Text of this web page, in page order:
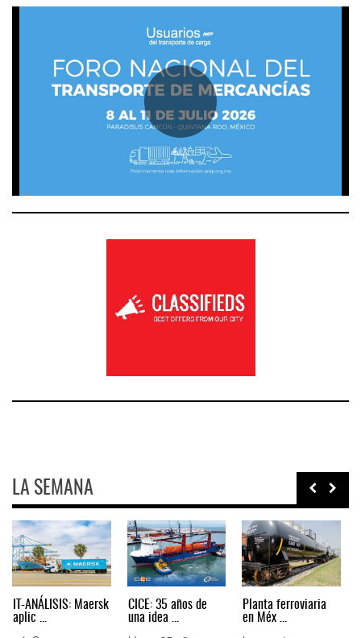
LA SEMANA
AMANAC, treinta y
nueve a ...
TMAZ eleva 77%
movimiento ...
EE.UU. plantea
nuevas res ...